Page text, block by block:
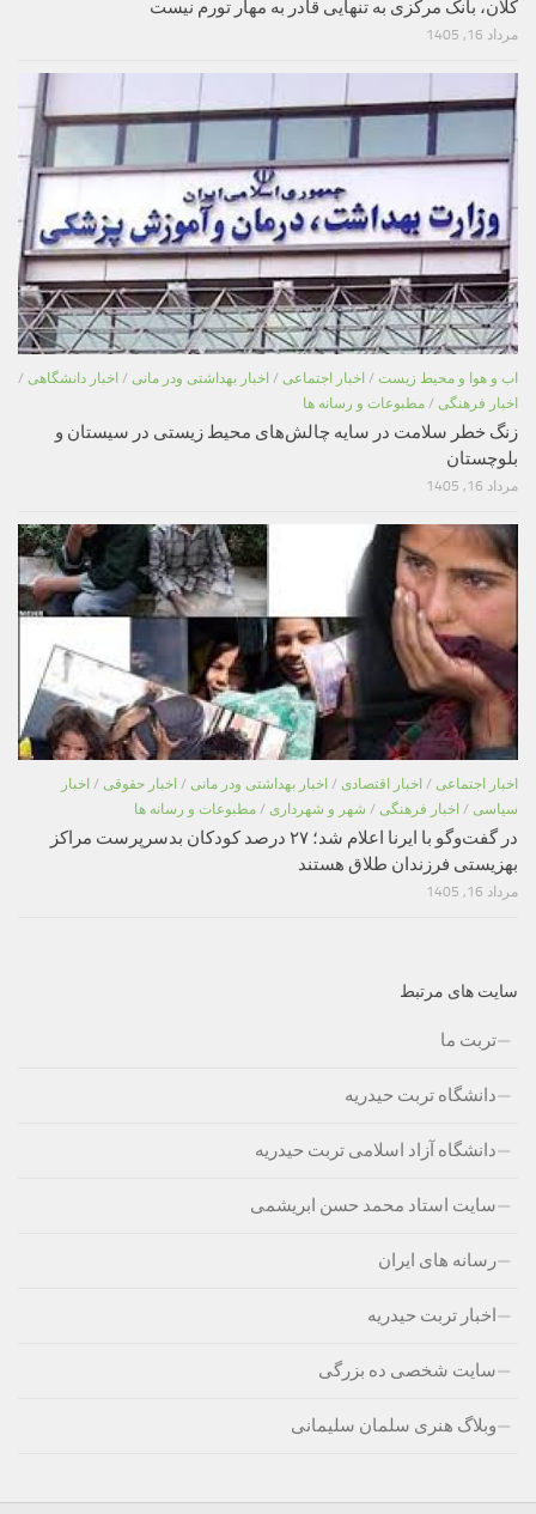
کلان، بانک مرکزی به تنهایی قادر به مهار تورم نیست
مرداد 16, 1405
اب و هوا و محیط زیست / اخبار اجتماعی / اخبار بهداشتی ودر مانی / اخبار دانشگاهی /
اخبار فرهنگی / مطبوعات و رسانه ها
زنگ خطر سلامت در سایه چالش‌های محیط زیستی در سیستان و
بلوچستان
مرداد 16, 1405
اخبار اجتماعی / اخبار اقتصادی / اخبار بهداشتی ودر مانی / اخبار حقوقی / اخبار
سیاسی / اخبار فرهنگی / شهر و شهرداری / مطبوعات و رسانه ها
در گفت‌وگو با ایرنا اعلام شد؛ ۲۷ درصد کودکان بدسرپرست مراکز
بهزیستی فرزندان طلاق هستند
مرداد 16, 1405
سایت های مرتبط
تربت ما
دانشگاه تربت حیدریه
دانشگاه آزاد اسلامی تربت حیدریه
سایت استاد محمد حسن ابریشمی
رسانه های ایران
اخبار تربت حیدریه
سایت شخصی ده بزرگی
وبلاگ هنری سلمان سلیمانی